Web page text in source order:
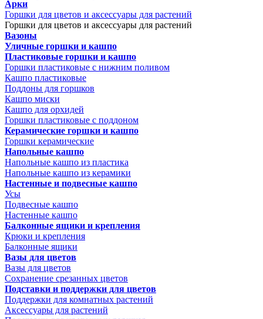
Арки
Горшки для цветов и аксессуары для растений
Горшки для цветов и аксессуары для растений
Вазоны
Уличные горшки и кашпо
Пластиковые горшки и кашпо
Горшки пластиковые с нижним поливом
Кашпо пластиковые
Поддоны для горшков
Кашпо миски
Кашпо для орхидей
Горшки пластиковые с поддоном
Керамические горшки и кашпо
Горшки керамические
Напольные кашпо
Напольные кашпо из пластика
Напольные кашпо из керамики
Настенные и подвесные кашпо
Усы
Подвесные кашпо
Настенные кашпо
Балконные ящики и крепления
Крюки и крепления
Балконные ящики
Вазы для цветов
Вазы для цветов
Сохранение срезанных цветов
Подставки и поддержки для цветов
Поддержки для комнатных растений
Аксессуары для растений